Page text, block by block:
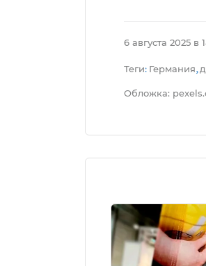
6 августа 2025 в
Теги: Германия,
Обложка: